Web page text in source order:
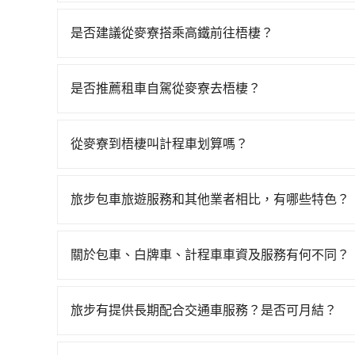
提供司機的姓名、電話、車牌、車型等資訊，如
是否建議從麥寮搭乘高鐵前往梧棲？
到末班車23:39，雲林-台中一天最多僅28班次，
每人票價230元，再用10分鐘出站、等待車站前
難度是雙北大城市的300倍。縱使幸運攔到一輛小
不馬上來預約tripool！如果你僅有兩位乘車，也
是否推薦租車自駕從麥寮去梧棲？
天就要來回，那在雲林路邊可隨租隨借的iRent應
額外的汽車保險與可能的罰單都需自付。再者，
像在開樂透一樣。另外，偶爾也會遇到明明已經
行李時，就顯得非常不便。
從麥寮到梧棲叫計程車划算嗎？
寮附近的計程車隊，如玉成汽車行、雲林麥寮-金
最好先上網預約，以免當場被坑受騙。雖然麥寮
旅步包車旅遊服務和其他業者相比，有哪些特色？
提供更好的旅遊體驗。
關於包車、白牌車、計程車車資及服務有何不同？
台預定時價格而定，通常愈長程價格CP值愈高。
旅步有提供長期配合交通車服務？是否可月結？